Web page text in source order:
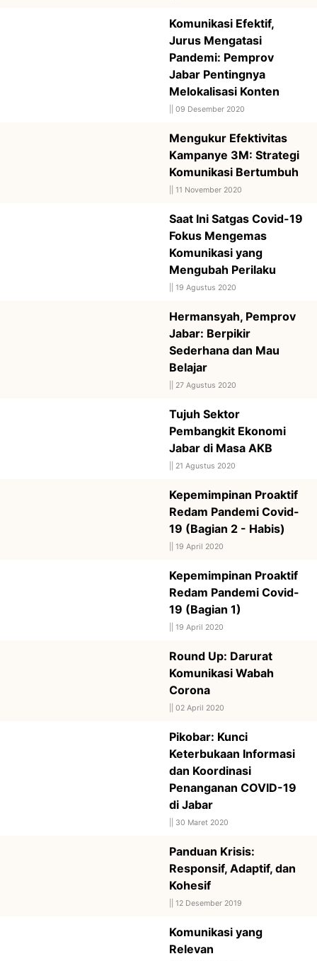
Komunikasi Efektif,
Jurus Mengatasi
Pandemi: Pemprov
Jabar Pentingnya
Melokalisasi Konten
09 Desember 2020
Mengukur Efektivitas
Kampanye 3M: Strategi
Komunikasi Bertumbuh
11 November 2020
Saat Ini Satgas Covid-19
Fokus Mengemas
Komunikasi yang
Mengubah Perilaku
19 Agustus 2020
Hermansyah, Pemprov
Jabar: Berpikir
Sederhana dan Mau
Belajar
27 Agustus 2020
Tujuh Sektor
Pembangkit Ekonomi
Jabar di Masa AKB
21 Agustus 2020
Kepemimpinan Proaktif
Redam Pandemi Covid-
19 (Bagian 2 - Habis)
19 April 2020
Kepemimpinan Proaktif
Redam Pandemi Covid-
19 (Bagian 1)
19 April 2020
Round Up: Darurat
Komunikasi Wabah
Corona
02 April 2020
Pikobar: Kunci
Keterbukaan Informasi
dan Koordinasi
Penanganan COVID-19
di Jabar
30 Maret 2020
Panduan Krisis:
Responsif, Adaptif, dan
Kohesif
12 Desember 2019
Komunikasi yang
Relevan